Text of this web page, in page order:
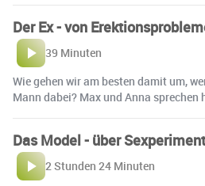
Der Ex - von
39 Minuten
Wie gehen wir am besten damit um,
Mann dabei? Max und Anna
Das Model - über
2 Stunden 24 Minuten